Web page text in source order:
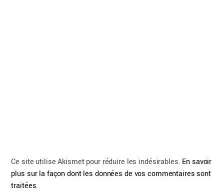
Ce site utilise Akismet pour réduire les indésirables. En savoir
plus sur la façon dont les données de vos commentaires sont
traitées.